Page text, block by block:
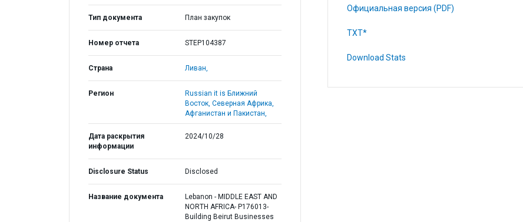
Тип документа План закупок
Номер отчета STEP104387
Страна Ливан,
Регион
Russian it is Ближний
Восток, Северная Африка,
Афганистан и Пакистан,
Дата раскрытия
информации
2024/10/28
Disclosure Status Disclosed
Название документа
Lebanon - MIDDLE EAST AND
NORTH AFRICA- P176013-
Building Beirut Businesses
Официальная версия (PDF)
TXT*
Download Stats